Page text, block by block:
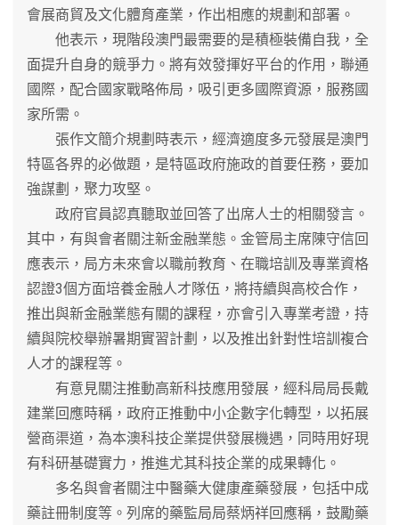
會展商貿及文化體育產業，作出相應的規劃和部署。
他表示，現階段澳門最需要的是積極裝備自我，全
面提升自身的競爭力。將有效發揮好平台的作用，聯通
國際，配合國家戰略佈局，吸引更多國際資源，服務國
家所需。
張作文簡介規劃時表示，經濟適度多元發展是澳門
特區各界的必做題，是特區政府施政的首要任務，要加
強謀劃，聚力攻堅。
政府官員認真聽取並回答了出席人士的相關發言。
其中，有與會者關注新金融業態。金管局主席陳守信回
應表示，局方未來會以職前教育、在職培訓及專業資格
認證3個方面培養金融人才隊伍，將持續與高校合作，
推出與新金融業態有關的課程，亦會引入專業考證，持
續與院校舉辦暑期實習計劃，以及推出針對性培訓複合
人才的課程等。
有意見關注推動高新科技應用發展，經科局局長戴
建業回應時稱，政府正推動中小企數字化轉型，以拓展
營商渠道，為本澳科技企業提供發展機遇，同時用好現
有科研基礎實力，推進尤其科技企業的成果轉化。
多名與會者關注中醫藥大健康產藥發展，包括中成
藥註冊制度等。列席的藥監局局蔡炳祥回應稱，鼓勵藥